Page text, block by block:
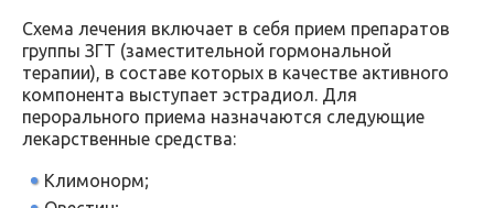
Схема лечения включает в себя прием препаратов
группы ЗГТ (заместительной гормональной
терапии), в составе которых в качестве активного
компонента выступает эстрадиол. Для
перорального приема назначаются следующие
лекарственные средства:
Климонорм;